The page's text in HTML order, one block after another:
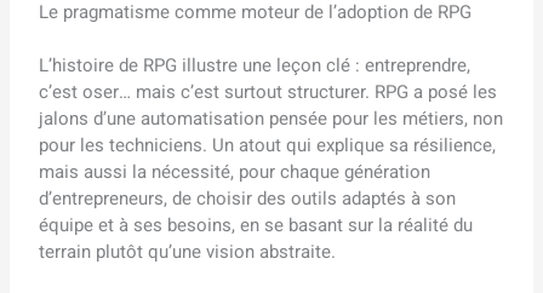
Le pragmatisme comme moteur de l’adoption de RPG
L’histoire de RPG illustre une leçon clé : entreprendre,
c’est oser… mais c’est surtout structurer. RPG a posé les
jalons d’une automatisation pensée pour les métiers, non
pour les techniciens. Un atout qui explique sa résilience,
mais aussi la nécessité, pour chaque génération
d’entrepreneurs, de choisir des outils adaptés à son
équipe et à ses besoins, en se basant sur la réalité du
terrain plutôt qu’une vision abstraite.